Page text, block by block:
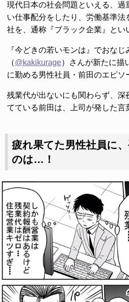
現代日本の社会問題といえる、過
い仕事配分をしたり、労働基準法
社を、通称『ブラック企業』とい
『今どきの若いモンは』でおな
（@kakikurage）さんが新たに描
に勤める男性社員・前田のエピソ
残業代が出ないにも関わらず、深
てている前田は、上司が発した言
疲れ果てた男性社員に
のは…！